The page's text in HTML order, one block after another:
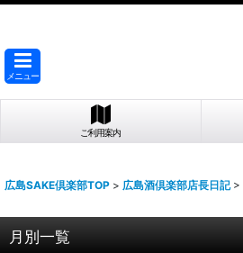
メニュー
ご利用案内
広島SAKE倶楽部TOP > 広島酒倶楽部店長日記 >
月別一覧